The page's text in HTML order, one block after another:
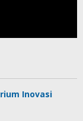
Inovasi